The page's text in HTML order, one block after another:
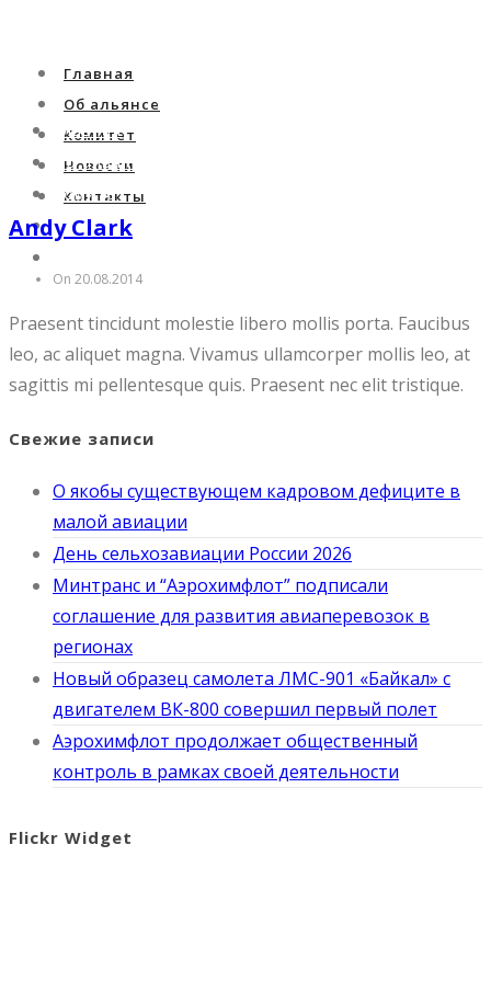
Главная
Об альянсе
Комитет
Новости
Контакты
Главная
Об альянсе
Комитет
Новости
Andy Clark
On 20.08.2014
Praesent tincidunt molestie libero mollis porta. Faucibus
leo, ac aliquet magna. Vivamus ullamcorper mollis leo, at
sagittis mi pellentesque quis. Praesent nec elit tristique.
Свежие записи
О якобы существующем кадровом дефиците в
малой авиации
День сельхозавиации России 2026
Минтранс и “Аэрохимфлот” подписали
соглашение для развития авиаперевозок в
регионах
Новый образец самолета ЛМС-901 «Байкал» с
двигателем ВК-800 совершил первый полет
Аэрохимфлот продолжает общественный
контроль в рамках своей деятельности
Flickr Widget